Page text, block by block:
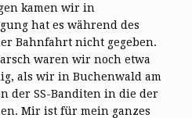
kamen wir in
hat es während des
Bahnfahrt nicht gegeben.
waren wir noch etwa
als wir in Buchenwald am
der SS-Banditen in die der
Mir ist für mein ganzes